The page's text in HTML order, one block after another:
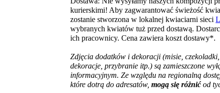
kurierskimi! Aby zagwarantować świeżość
zostanie stworzona w lokalnej kwiaciarni sieci
wybranych kwiatów tuż przed dostawą.
ich pracownicy. Cena zawiera koszt dostawy*.
Zdjęcia dodatków i dekoracji (misie, czekoladki,
dekoracje, przybranie itp.) są zamieszczone
informacyjnym. Ze względu na regionalną
które dotrą do adresatów, mogą się różnićod